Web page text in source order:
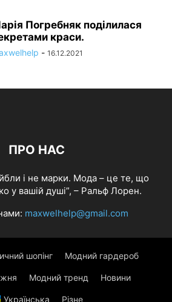
Погребняк поділилася
краси.
- 16.12.2021
ПРО НАС
і не марки. Мода – це те, що
у вашій душі”, – Ральф Лорен.
maxwelhelp@gmail.com
шопінг Модний гардероб
Модний тренд Новини
Українська Різне